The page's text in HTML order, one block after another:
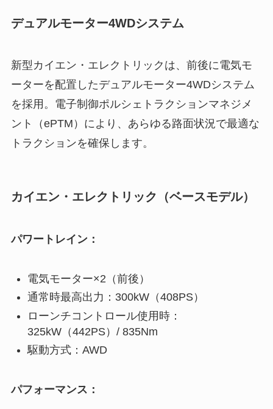
デュアルモーター4WDシステム
新型カイエン・エレクトリックは、前後に電気モ
ーターを配置したデュアルモーター4WDシステム
を採用。電子制御ポルシェトラクションマネジメ
ント（ePTM）により、あらゆる路面状況で最適な
トラクションを確保します。
カイエン・エレクトリック（ベースモデル）
パワートレイン：
電気モーター×2（前後）
通常時最高出力：300kW（408PS）
ローンチコントロール使用時：
325kW（442PS）/ 835Nm
駆動方式：AWD
パフォーマンス：